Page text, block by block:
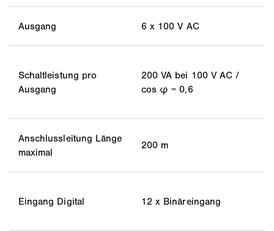
Ausgang 6 x 100 V AC
Schaltleistung pro
Ausgang
200 VA bei 100 V AC /
cos φ = 0,6
Anschlussleitung Länge
maximal
200 m
Eingang Digital 12 x Binäreingang